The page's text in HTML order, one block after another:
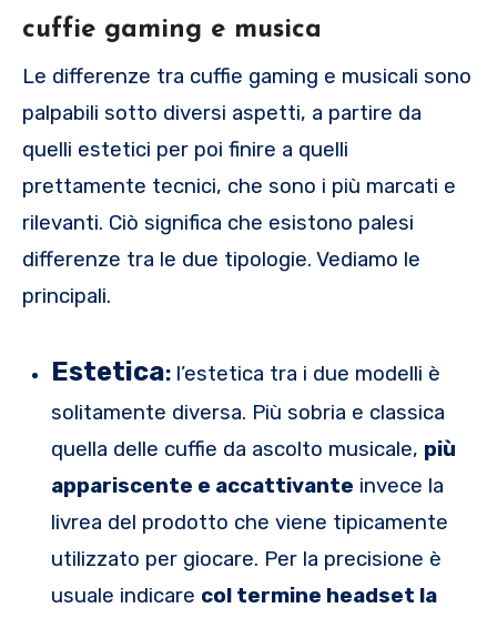
cuffie gaming e musica
Le differenze tra cuffie gaming e musicali sono
palpabili sotto diversi aspetti, a partire da
quelli estetici per poi finire a quelli
prettamente tecnici, che sono i più marcati e
rilevanti. Ciò significa che esistono palesi
differenze tra le due tipologie. Vediamo le
principali.
Estetica:l’estetica tra i due modelli è
solitamente diversa. Più sobria e classica
quella delle cuffie da ascolto musicale, più
appariscente e accattivante invece la
livrea del prodotto che viene tipicamente
utilizzato per giocare. Per la precisione è
usuale indicare col termine headset la